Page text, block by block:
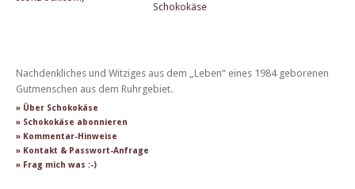
Nachdenkliches und Witziges aus dem „Leben“ eines 1984 geborenen
Gutmenschen aus dem Ruhrgebiet.
» Über Schokokäse
» Schokokäse abonnieren
» Kommentar-Hinweise
» Kontakt & Passwort-Anfrage
» Frag mich was :-)